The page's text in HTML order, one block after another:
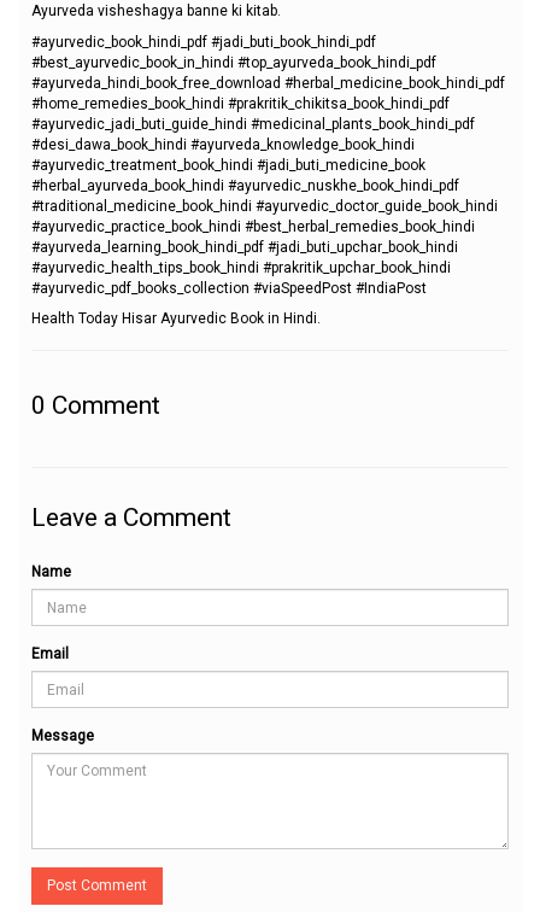
Ayurveda visheshagya banne ki kitab.
#ayurvedic_book_hindi_pdf #jadi_buti_book_hindi_pdf
#best_ayurvedic_book_in_hindi #top_ayurveda_book_hindi_pdf
#ayurveda_hindi_book_free_download #herbal_medicine_book_hindi_pdf
#home_remedies_book_hindi #prakritik_chikitsa_book_hindi_pdf
#ayurvedic_jadi_buti_guide_hindi #medicinal_plants_book_hindi_pdf
#desi_dawa_book_hindi #ayurveda_knowledge_book_hindi
#ayurvedic_treatment_book_hindi #jadi_buti_medicine_book
#herbal_ayurveda_book_hindi #ayurvedic_nuskhe_book_hindi_pdf
#traditional_medicine_book_hindi #ayurvedic_doctor_guide_book_hindi
#ayurvedic_practice_book_hindi #best_herbal_remedies_book_hindi
#ayurveda_learning_book_hindi_pdf #jadi_buti_upchar_book_hindi
#ayurvedic_health_tips_book_hindi #prakritik_upchar_book_hindi
#ayurvedic_pdf_books_collection #viaSpeedPost #IndiaPost
Health Today Hisar Ayurvedic Book in Hindi.
0 Comment
Leave a Comment
Name
Email
Message
Post Comment